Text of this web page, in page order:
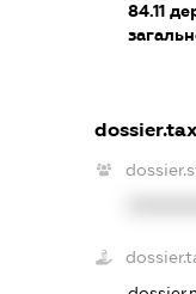
84.11
dossier.tax